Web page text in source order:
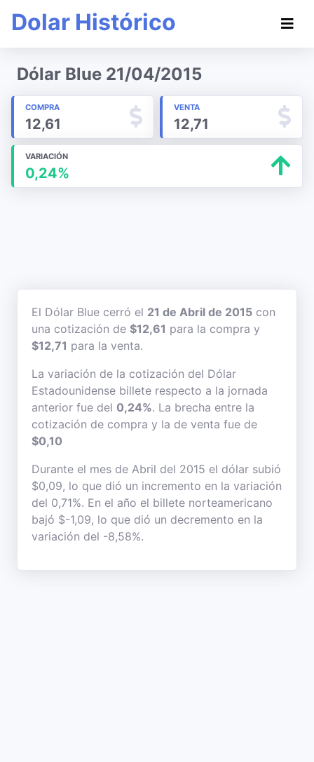
Dolar Histórico
Dólar Blue 21/04/2015
COMPRA
12,61
VENTA
12,71
VARIACIÓN
0,24%
El Dólar Blue cerró el 21 de Abril de 2015 con
una cotización de $12,61 para la compra y
$12,71 para la venta.
La variación de la cotización del Dólar
Estadounidense billete respecto a la jornada
anterior fue del 0,24%. La brecha entre la
cotización de compra y la de venta fue de
$0,10
Durante el mes de Abril del 2015 el dólar subió
$0,09, lo que dió un incremento en la variación
del 0,71%. En el año el billete norteamericano
bajó $-1,09, lo que dió un decremento en la
variación del -8,58%.